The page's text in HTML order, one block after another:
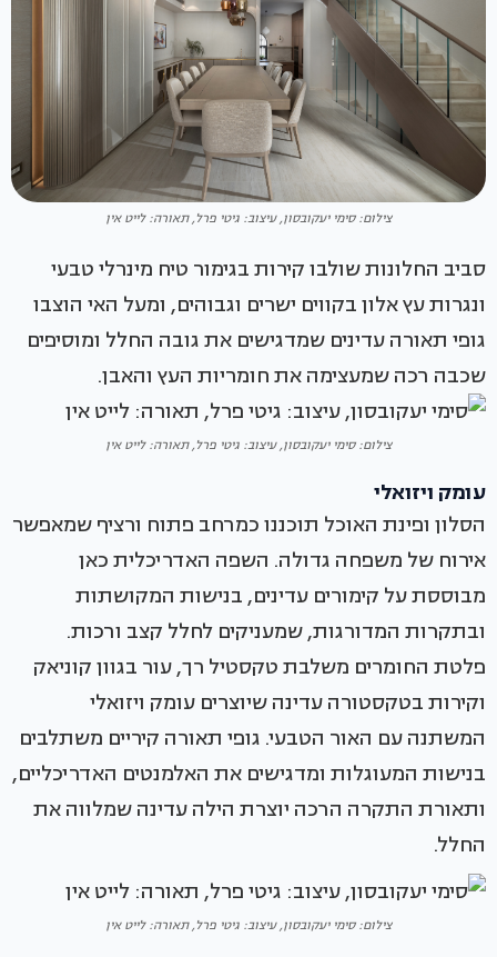
צילום: סימי יעקובסון, עיצוב: גיטי פרל, תאורה: לייט אין
סביב החלונות שולבו קירות בגימור טיח מינרלי טבעי
ונגרות עץ אלון בקווים ישרים וגבוהים, ומעל האי הוצבו
גופי תאורה עדינים שמדגישים את גובה החלל ומוסיפים
שכבה רכה שמעצימה את חומריות העץ והאבן.
צילום: סימי יעקובסון, עיצוב: גיטי פרל, תאורה: לייט אין
עומק ויזואלי
הסלון ופינת האוכל תוכננו כמרחב פתוח ורציף שמאפשר
אירוח של משפחה גדולה. השפה האדריכלית כאן
מבוססת על קימורים עדינים, בנישות המקושתות
ובתקרות המדורגות, שמעניקים לחלל קצב ורכות.
פלטת החומרים משלבת טקסטיל רך, עור בגוון קוניאק
וקירות בטקסטורה עדינה שיוצרים עומק ויזואלי
המשתנה עם האור הטבעי. גופי תאורה קיריים משתלבים
בנישות המעוגלות ומדגישים את האלמנטים האדריכליים,
ותאורת התקרה הרכה יוצרת הילה עדינה שמלווה את
החלל.
צילום: סימי יעקובסון, עיצוב: גיטי פרל, תאורה: לייט אין